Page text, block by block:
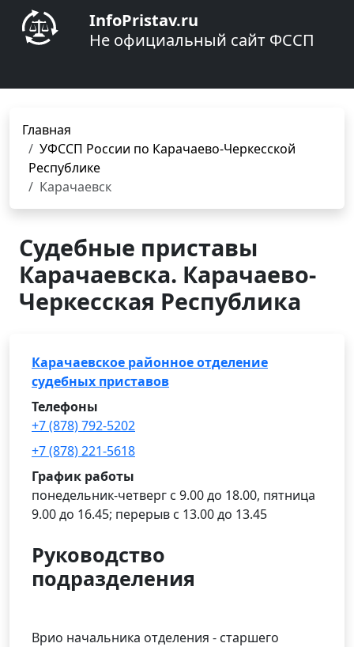
InfoPristav.ru
Не официальный сайт ФССП
Главная
УФССП России по Карачаево-Черкесской
Республике
Карачаевск
Судебные приставы
Карачаевска. Карачаево-
Черкесская Республика
Карачаевское районное отделение
судебных приставов
Телефоны
+7 (878) 792-5202
+7 (878) 221-5618
График работы
понедельник-четверг с 9.00 до 18.00, пятница
9.00 до 16.45; перерыв с 13.00 до 13.45
Руководство
подразделения
Врио начальника отделения - старшего